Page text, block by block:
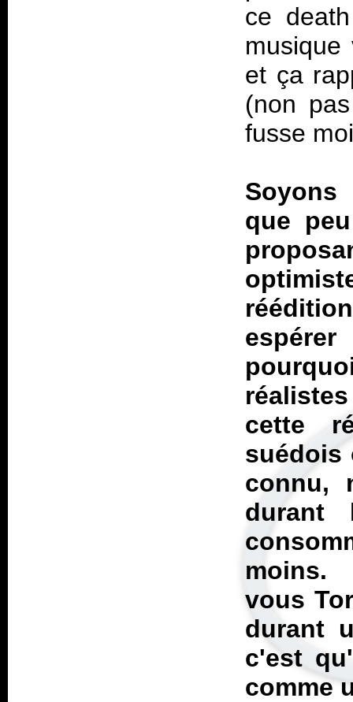
ce
musique
et ça
(non
fusse
que
cette
suédois
connu,
durant
vous
durant
c'est
comme